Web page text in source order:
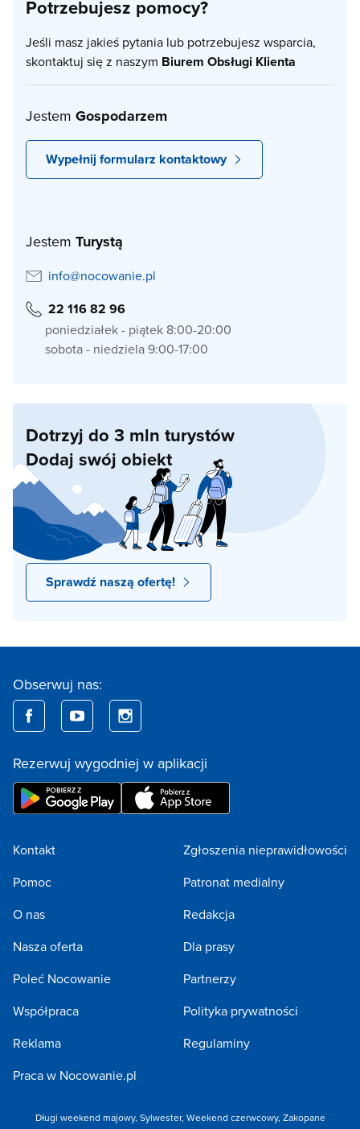
Potrzebujesz pomocy?
Jeśli masz jakieś pytania lub potrzebujesz wsparcia,
skontaktuj się z naszym Biurem Obsługi Klienta
Jestem Gospodarzem
Wypełnij formularz kontaktowy
Jestem Turystą
info@nocowanie.pl
22 116 82 96
poniedziałek - piątek 8:00-20:00
sobota - niedziela 9:00-17:00
Dotrzyj do 3 mln turystów
Dodaj swój obiekt
Sprawdź naszą ofertę!
Obserwuj nas:
Rezerwuj wygodniej w aplikacji
Kontakt
Pomoc
O nas
Nasza oferta
Poleć Nocowanie
Współpraca
Reklama
Praca w Nocowanie.pl
Zgłoszenia nieprawidłowości
Patronat medialny
Redakcja
Dla prasy
Partnerzy
Polityka prywatności
Regulaminy
Długi weekend majowy, Sylwester, Weekend czerwcowy, Zakopane